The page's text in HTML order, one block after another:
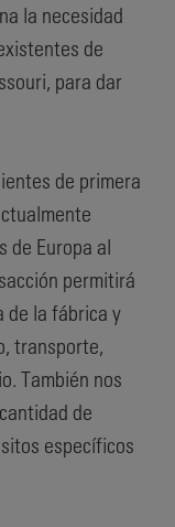
la necesidad
de
para dar
de primera
de Europa al
permitirá
de la fábrica y
transporte,
También nos
de
específicos